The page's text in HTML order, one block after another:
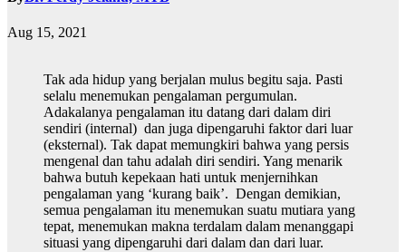
Aug 15, 2021
Tak ada hidup yang berjalan mulus begitu saja. Pasti
selalu menemukan pengalaman pergumulan.
Adakalanya pengalaman itu datang dari dalam diri
sendiri (internal) dan juga dipengaruhi faktor dari luar
(eksternal). Tak dapat memungkiri bahwa yang persis
mengenal dan tahu adalah diri sendiri. Yang menarik
bahwa butuh kepekaan hati untuk menjernihkan
pengalaman yang ‘kurang baik’. Dengan demikian,
semua pengalaman itu menemukan suatu mutiara yang
tepat, menemukan makna terdalam dalam menanggapi
situasi yang dipengaruhi dari dalam dan dari luar.